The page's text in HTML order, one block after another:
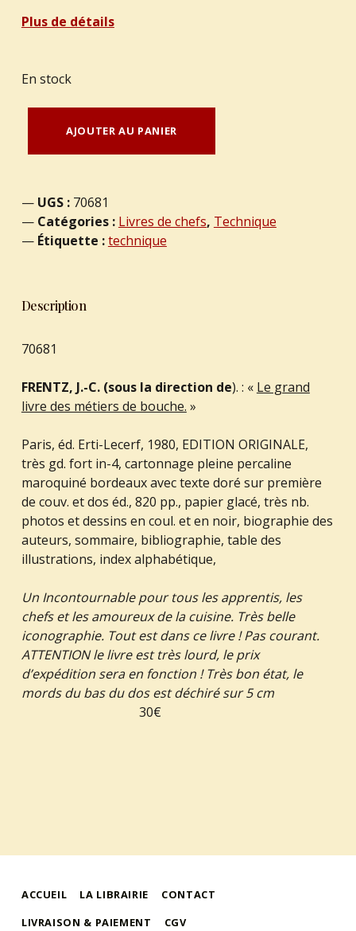
Plus de détails
En stock
AJOUTER AU PANIER
UGS : 70681
Catégories : Livres de chefs, Technique
Étiquette :technique
Description
70681
FRENTZ, J.-C. (sous la direction de). : « Le grand
livre des métiers de bouche. »
Paris, éd. Erti-Lecerf, 1980, EDITION ORIGINALE,
très gd. fort in-4, cartonnage pleine percaline
maroquiné bordeaux avec texte doré sur première
de couv. et dos éd., 820 pp., papier glacé, très nb.
photos et dessins en coul. et en noir, biographie des
auteurs, sommaire, bibliographie, table des
illustrations, index alphabétique,
Un Incontournable pour tous les apprentis, les
chefs et les amoureux de la cuisine. Très belle
iconographie. Tout est dans ce livre ! Pas courant.
ATTENTION le livre est très lourd, le prix
d’expédition sera en fonction ! Très bon état, le
mords du bas du dos est déchiré sur 5 cm
30€
ACCUEIL LA LIBRAIRIE
CONTACT
LIVRAISON & PAIEMENT
CGV